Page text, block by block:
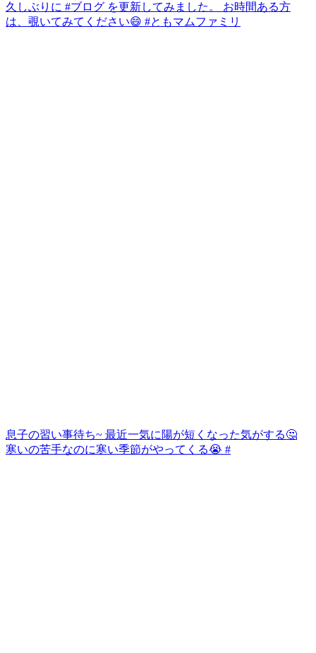
久しぶりに #ブログ を更新してみました。 お時間ある方
は、覗いてみてください😄 #ともマムファミリ
息子の習い事待ち~ 最近一気に陽が短くなった気がする🤔
寒いの苦手なのに寒い季節がやってくる😭 #